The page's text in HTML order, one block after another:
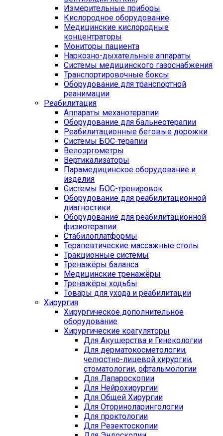
Измерительные приборы
Кислородное оборудование
Медицинские кислородные
концентраторы
Мониторы пациента
Наркозно-дыхательные аппараты
Системы медицинского газоснабжения
Транспортировочные боксы
Оборудование для транспортной
реанимации
Реабилитация
Аппараты механотерапии
Оборудование для бальнеотерапии
Реабилитационные беговые дорожки
Системы БОС-терапии
Велоэргометры
Вертикализаторы
Парамедицинское оборудование и
изделия
Системы БОС-тренировок
Оборудование для реабилитационной
диагностики
Оборудование для реабилитационной
физиотерапии
Стабилоплатформы
Терапевтические массажные столы
Тракционные системы
Тренажёры баланса
Медицинские тренажёры
Тренажёры ходьбы
Товары для ухода и реабилитации
Хирургия
Хирургическое дополнительное
оборудование
Хирургические коагуляторы
Для Акушерства и Гинекологии
Для дерматокосметологии,
челюстно-лицевой хирургии,
стоматологии, офтальмологии
Для Лапароскопии
Для Нейрохирургии
Для Общей Хирургии
Для Оториноларингологии
Для проктологии
Для Резектоскопии